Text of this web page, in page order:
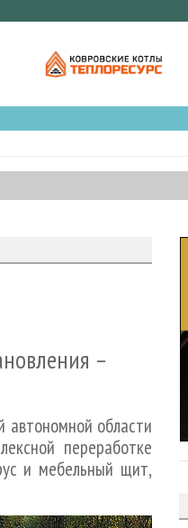
–
автономной области
переработке
и мебельный щит,